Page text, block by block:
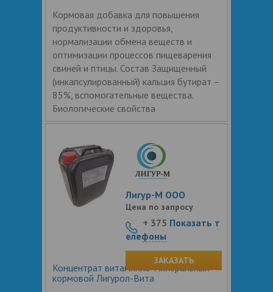
Кормовая добавка для повышения
продуктивности и здоровья,
нормализации обмена веществ и
оптимизации процессов пищеварения
свиней и птицы. Состав Защищенный
(инкапсулированный) кальция бутират –
85%, вспомогательные вещества.
Биологические свойства
Концентрат витаминно-минеральный
кормовой Лигурол-Вита
Лигур-М ООО
Цена по запросу
+ 375 Показать т
елефоны
ЗАКАЗАТЬ